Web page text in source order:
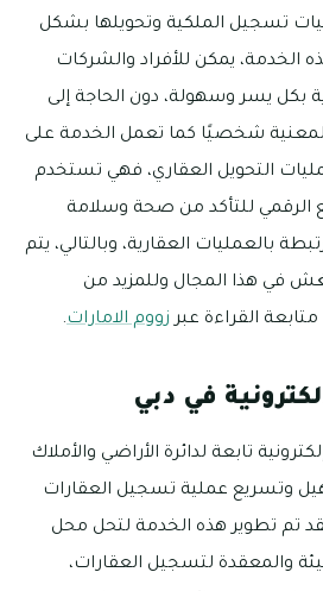
تسجيل الملكية وتحويلها بشكل
يمكن للأفراد والشركات
بكل يسر وسهولة، دون الحاجة إلى
المعنية شخصيًا كما تعمل الخدمة على
التحويل العقاري، فهي تستخدم
الرقمي للتأكد من صحة وسلامة
بالعمليات العقارية، وبالتالي، يتم
في هذا المجال وللمزيد من
القراءة عبر زووم الامارات.
في دبي
تابعة لدائرة الأراضي والأملاك
وتسريع عملية تسجيل العقارات
تم تطوير هذه الخدمة لتحل محل
والمعقدة لتسجيل العقارات،